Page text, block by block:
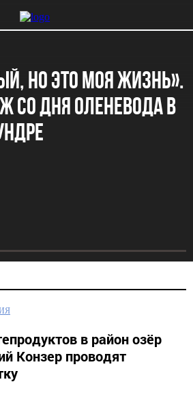
НО ЭТО МОЯ ЖИЗНЬ».
СО ДНЯ ОЛЕНЕВОДА В
в район озёр
Конзер проводят